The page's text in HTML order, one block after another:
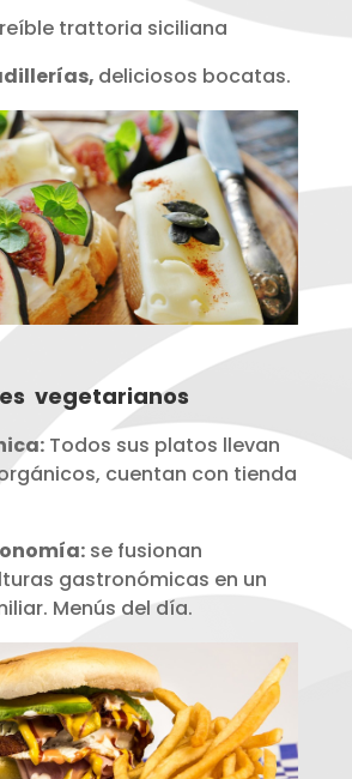
trattoria siciliana
deliciosos bocatas.
vegetarianos
Todos sus platos llevan
cuentan con tienda
se fusionan
gastronómicas en un
Menús del día.